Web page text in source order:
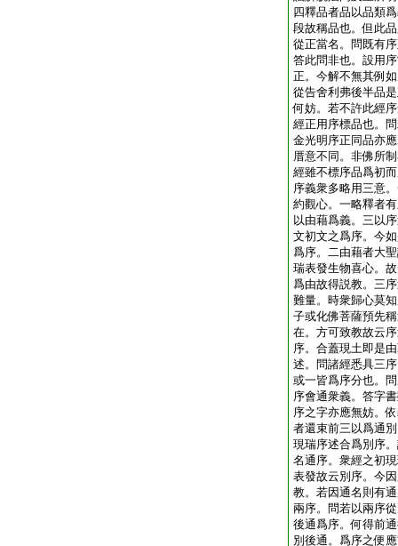
四釋品者品以品類
段故稱品也。但此
從正當名。問既有
答此問非也。設用
正。今解不無其例
從告舍利弗後半品
何妨。若不許此經
經正用序標品也。
金光明序正同品亦
厝意不同。非佛所
經雖不標序品爲初
序義衆多略用三意
約觀心。一略釋者
以由藉爲義。三以
文初文之爲序。今
爲序。二由藉者大
瑞表發生物喜心。
爲由故得説教。三
難量。時衆歸心莫
子或化佛菩薩預先
在。方可致教故云
序。合蓋現土即是
述。問諸經悉具三
或一皆爲序分也。
序會通衆義。答字
序之字亦應無妨。
者還束前三以爲通
現瑞序述合爲別序
名通序。衆經之初
表發故云別序。今
教。若因通名則有
兩序。問若以兩序
後通爲序。何得前
別後通。爲序之便